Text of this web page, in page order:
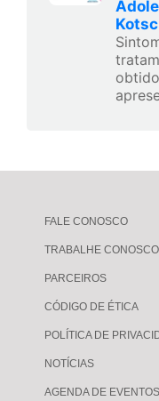
FALE CONOSCO
TRABALHE CONOSCO
PARCEIROS
CÓDIGO DE ÉTICA
POLÍTICA DE
NOTÍCIAS
AGENDA DE EVENTOS